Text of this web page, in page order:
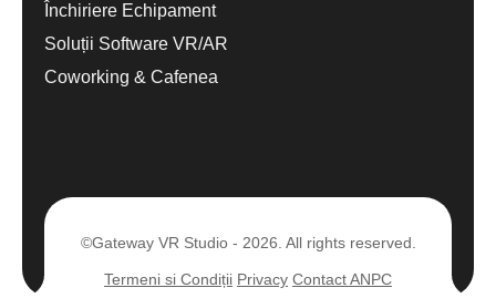
Închiriere Echipament
Soluții Software VR/AR
Coworking & Cafenea
©Gateway VR Studio - 2026. All rights reserved.
Termeni si Condiții Privacy Contact ANPC